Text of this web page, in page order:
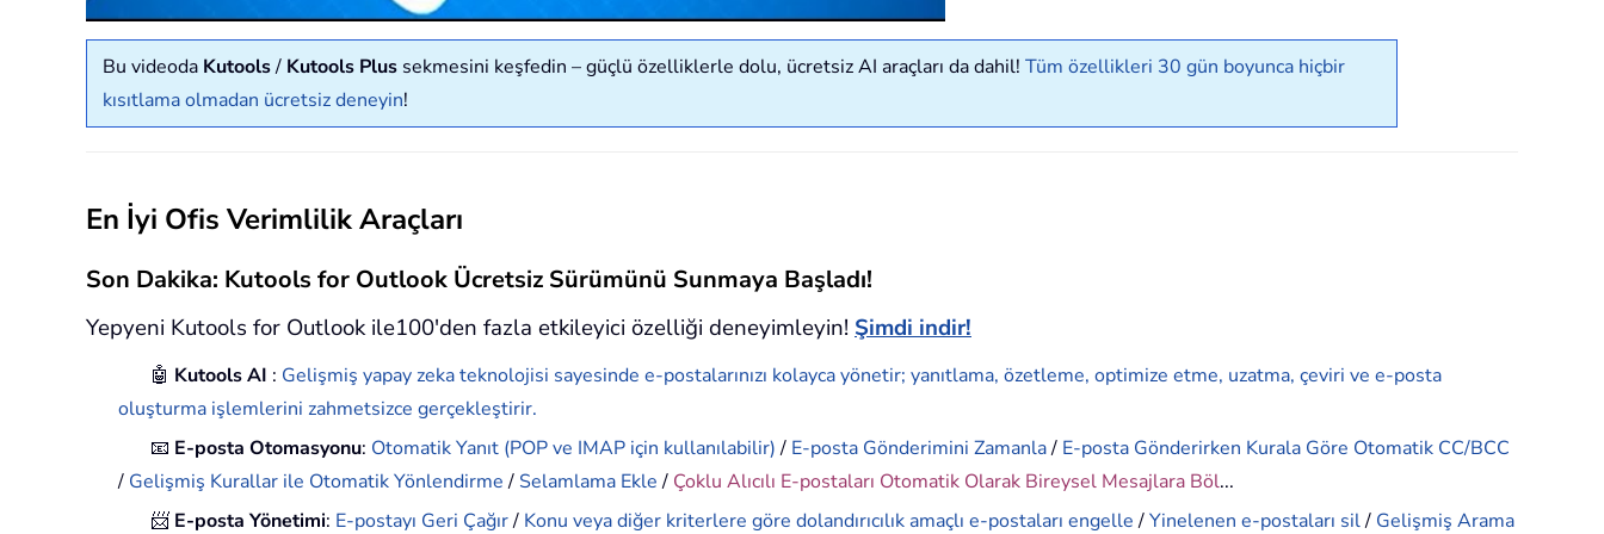
Bu videoda Kutools/ Kutools Plus sekmesini keşfedin – güçlü özelliklerle dolu, ücretsiz AI araçları da dahil! Tüm özellikleri 30 gün boyunca hiçbir
kısıtlama olmadan ücretsiz deneyin!
En İyi Ofis Verimlilik Araçları
Son Dakika: Kutools for Outlook Ücretsiz Sürümünü Sunmaya Başladı!
Yepyeni Kutools for Outlook ile100'den fazla etkileyici özelliği deneyimleyin! Şimdi indir!
🤖 Kutools AI : Gelişmiş yapay zeka teknolojisi sayesinde e-postalarınızı kolayca yönetir; yanıtlama, özetleme, optimize etme, uzatma, çeviri ve e-posta
oluşturma işlemlerini zahmetsizce gerçekleştirir.
📧 E-posta Otomasyonu: Otomatik Yanıt (POP ve IMAP için kullanılabilir)/ E-posta Gönderimini Zamanla/ E-posta Gönderirken Kurala Göre Otomatik CC/BCC
/ Gelişmiş Kurallar ile Otomatik Yönlendirme/ Selamlama Ekle/ Çoklu Alıcılı E-postaları Otomatik Olarak Bireysel Mesajlara Böl...
📨 E-posta Yönetimi: E-postayı Geri Çağır/ Konu veya diğer kriterlere göre dolandırıcılık amaçlı e-postaları engelle/Yinelenen e-postaları sil/ Gelişmiş Arama